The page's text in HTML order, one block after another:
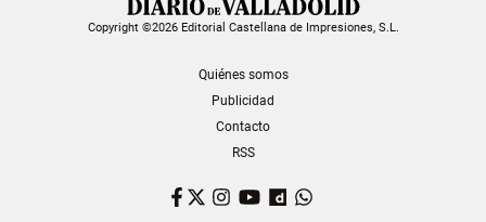
Copyright ©2026 Editorial Castellana de Impresiones, S.L.
Quiénes somos
Publicidad
Contacto
RSS
Facebook
TwitterInstagram
YouTubeDailymotion